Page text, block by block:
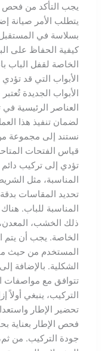
يجب التأكد من فحص
يتطلب الأمر صيانة
بسلاسة في المستقبل.
كيفية الحفاظ على الباب،
الخاصة لقفل الباب
الأبواب التي قد تؤدي إلى
الأبواب الجديدة تُعتبر
العناصر الرئيسية في
لضمان تنفيذ هذا العمل
نستند إلى مجموعة من
قياس الفتحات المتاحة
تؤدي إلى تركيب دائم
المناسبة، مثل الشريط
تحديد المقاسات بدقة. بعد
المناسبة للباب. هناك
ذلك الخشب، المعدن،
الخاصة. يجب أن يتم اختيار
المستخدم من حيث مقاومة
الشكلية. بالإضافة إلى
تتوافق مع مواصفات الأمان
التركيب، ينبغي أولاً إزالة
تحضير الإطار واستعداده
فحص الإطار بعناية بحثًا
جودة التركيب. من ثم، يتم